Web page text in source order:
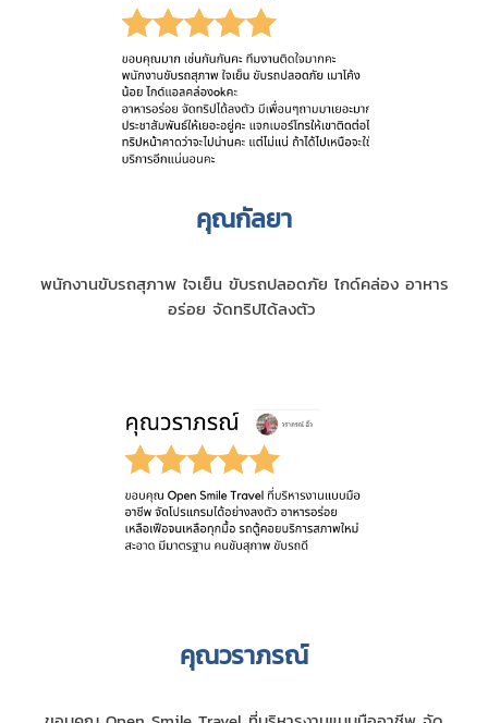
คุณกัลยา
พนักงานขับรถสุภาพ ใจเย็น ขับรถปลอดภัย ไกด์คล่อง อาหาร
อร่อย จัดทริปได้ลงตัว
คุณวราภรณ์